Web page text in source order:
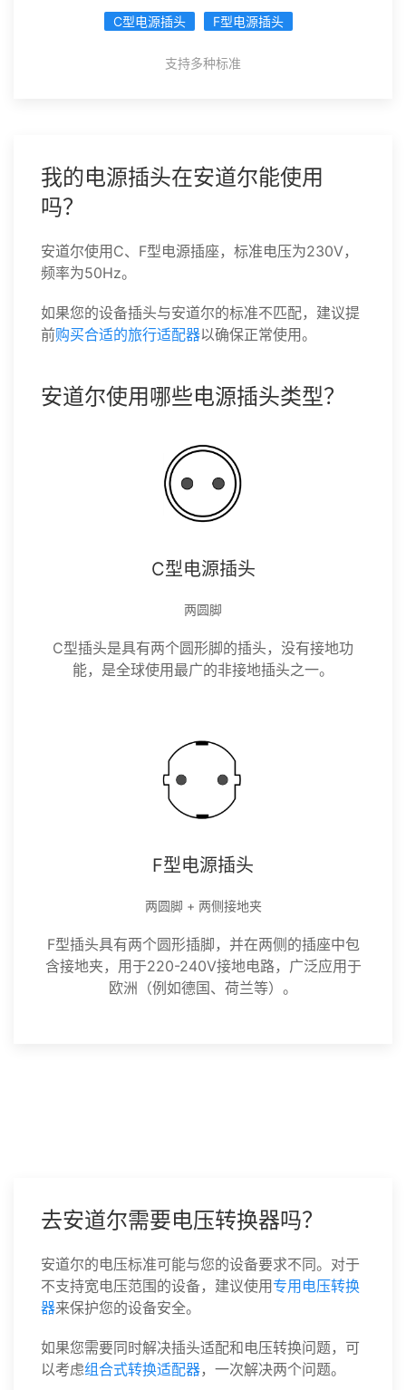
C型电源插头 F型电源插头
支持多种标准
我的电源插头在安道尔能使用
吗？
安道尔使用C、F型电源插座，标准电压为230V，
频率为50Hz。
如果您的设备插头与安道尔的标准不匹配，建议提
前购买合适的旅行适配器以确保正常使用。
安道尔使用哪些电源插头类型？
C型电源插头
两圆脚
C型插头是具有两个圆形脚的插头，没有接地功
能，是全球使用最广的非接地插头之一。
F型电源插头
两圆脚 + 两侧接地夹
F型插头具有两个圆形插脚，并在两侧的插座中包
含接地夹，用于220-240V接地电路，广泛应用于
欧洲（例如德国、荷兰等）。
去安道尔需要电压转换器吗？
安道尔的电压标准可能与您的设备要求不同。对于
不支持宽电压范围的设备，建议使用专用电压转换
器来保护您的设备安全。
如果您需要同时解决插头适配和电压转换问题，可
以考虑组合式转换适配器，一次解决两个问题。